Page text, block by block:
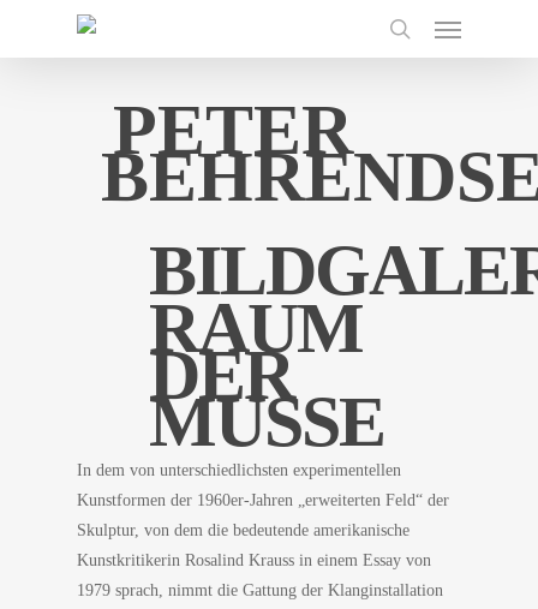
search
Menu
PETER
RAUM
DER
MUSSE
In dem von unterschiedlichsten experimentellen
Kunstformen der 1960er-Jahren „erweiterten Feld“ der
Skulptur, von dem die bedeutende amerikanische
Kunstkritikerin Rosalind Krauss in einem Essay von
1979 sprach, nimmt die Gattung der Klanginstallation